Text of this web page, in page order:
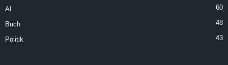
AI 60
Buch 48
Politik 43